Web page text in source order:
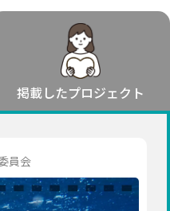
フード・農業
文化
環境・エシカル
人権・マイノリティ
社会貢献
北海道・東北
北海道
宮城
城
秋田
千葉
掲載したプロジェクト
員会